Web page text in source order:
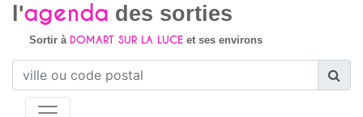
l'agenda des sorties
Sortir à DOMART SUR LA LUCEet ses environs